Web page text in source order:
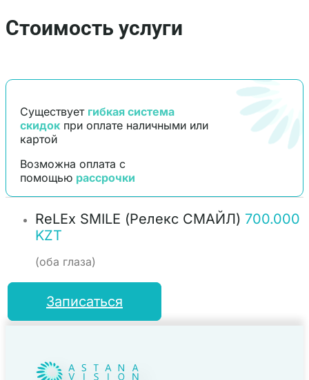
Стоимость услуги
Существует гибкая система
скидок при оплате наличными или
картой
Возможна оплата с
помощью рассрочки
ReLEx SMILE (Релекс СМАЙЛ) 700.000
KZT
(оба глаза)
Записаться